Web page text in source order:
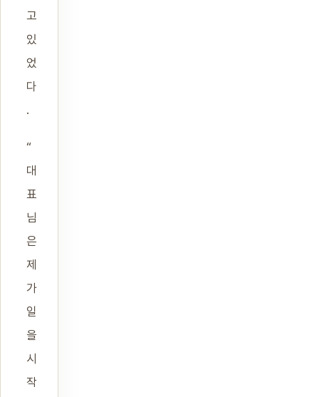
고
있
었
다
.
“
대
표
님
은
제
가
일
을
시
작